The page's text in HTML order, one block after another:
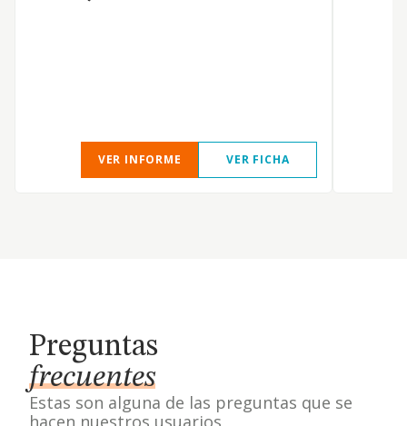
VER INFORME VER FICHA
Preguntas
frecuentes
Estas son alguna de las preguntas que se
hacen nuestros usuarios